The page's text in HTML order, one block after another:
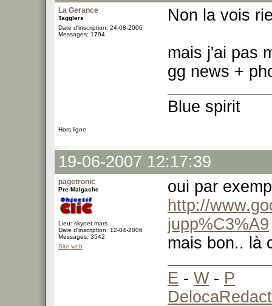
La Gerance
Tagglers
Date d'inscription: 24-08-2006
Messages: 1794
Non la vois
mais j'ai pas
gg news +
Blue spirit
Hors ligne
19-06-2007 12:17:39
pagetronic
Pre-Malgache
Lieu: skynet.mars
Date d'inscription: 12-04-2006
Messages: 3542
Site web
oui par
http://
jupp%C3%A9
mais bon.. là
E - W- P